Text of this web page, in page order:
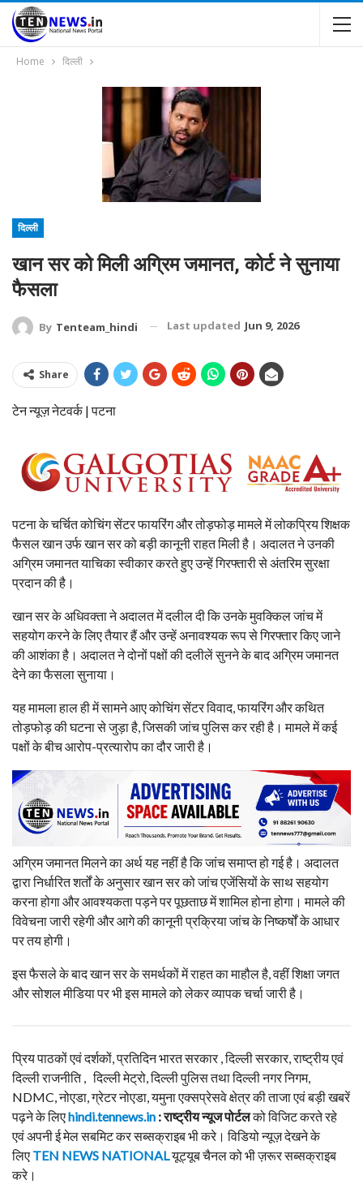
Home दिल्ली
दिल्ली
खान सर को मिली अग्रिम जमानत, कोर्ट ने सुनाया
फैसला
By Tenteam_hindi Last updated Jun 9, 2026
Share
टेन न्यूज़ नेटवर्क | पटना
पटना के चर्चित कोचिंग सेंटर फायरिंग और तोड़फोड़ मामले में लोकप्रिय शिक्षक
फैसल खान उर्फ खान सर को बड़ी कानूनी राहत मिली है। अदालत ने उनकी
अग्रिम जमानत याचिका स्वीकार करते हुए उन्हें गिरफ्तारी से अंतरिम सुरक्षा
प्रदान की है।
खान सर के अधिवक्ता ने अदालत में दलील दी कि उनके मुवक्किल जांच में
सहयोग करने के लिए तैयार हैं और उन्हें अनावश्यक रूप से गिरफ्तार किए जाने
की आशंका है। अदालत ने दोनों पक्षों की दलीलें सुनने के बाद अग्रिम जमानत
देने का फैसला सुनाया।
यह मामला हाल ही में सामने आए कोचिंग सेंटर विवाद, फायरिंग और कथित
तोड़फोड़ की घटना से जुड़ा है, जिसकी जांच पुलिस कर रही है। मामले में कई
पक्षों के बीच आरोप-प्रत्यारोप का दौर जारी है।
अग्रिम जमानत मिलने का अर्थ यह नहीं है कि जांच समाप्त हो गई है। अदालत
द्वारा निर्धारित शर्तों के अनुसार खान सर को जांच एजेंसियों के साथ सहयोग
करना होगा और आवश्यकता पड़ने पर पूछताछ में शामिल होना होगा। मामले की
विवेचना जारी रहेगी और आगे की कानूनी प्रक्रिया जांच के निष्कर्षों के आधार
पर तय होगी।
इस फैसले के बाद खान सर के समर्थकों में राहत का माहौल है, वहीं शिक्षा जगत
और सोशल मीडिया पर भी इस मामले को लेकर व्यापक चर्चा जारी है।
प्रिय पाठकों एवं दर्शकों, प्रतिदिन भारत सरकार , दिल्ली सरकार, राष्ट्रीय एवं
दिल्ली राजनीति , दिल्ली मेट्रो, दिल्ली पुलिस तथा दिल्ली नगर निगम,
NDMC, नोएडा, ग्रेटर नोएडा, यमुना एक्सप्रेसवे क्षेत्र की ताजा एवं बड़ी खबरें
पढ़ने के लिएhindi.tennews.in : राष्ट्रीय न्यूज पोर्टलको विजिट करते रहे
एवं अपनी ई मेल सबमिट कर सब्सक्राइब भी करे। विडियो न्यूज़ देखने के
लिए TEN NEWS NATIONAL यूट्यूब चैनल को भी ज़रूर सब्सक्राइब
करे।